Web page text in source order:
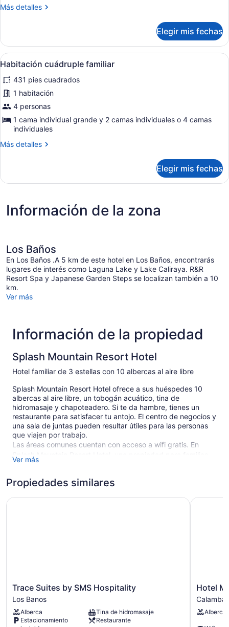
Más detalles
Más
triple
familiar
Elegir mis fechas
Abrir
todas
las
fotos
de
Habitación
cuádruple
familiar
Habitación de hotel con dos
3
Habitación cuádruple familiar
431 pies cuadrados
1 habitación
4 personas
1 cama individual grande y 2 camas individuales o 4 camas
individuales
Más detalles
Más
cuádruple
Elegir mis fechas
Información de la zona
Los Baños
En Los Baños .A 5 km de este hotel en Los Baños, encontrarás
lugares de interés como Laguna Lake y Lake Caliraya. R&R
Resort Spa y Japanese Garden Steps se localizan también a 10
km.
Ver más
Información de la propiedad
Splash Mountain Resort Hotel
Hotel familiar de 3 estellas con 10 albercas al aire libre
Splash Mountain Resort Hotel ofrece a sus huéspedes 10
albercas al aire libre, un tobogán acuático, tina de
hidromasaje y chapoteadero. Si te da hambre, tienes un
restaurante para satisfacer tu antojo. El centro de negocios y
una sala de juntas pueden resultar útiles para las personas
que viajen por trabajo.
Las áreas comunes cuentan con acceso a wifi gratis. En
Splash Mountain Resort Hotel, una propiedad para familias,
las instalaciones incluyen también asadores y área de picnic.
Este hotel de 3 estrellas en Los Baños permite fumar en
ciertas áreas.
Áreas designadas para fumadores
Una sala de juntas
Restaurante
Ver más
Propiedades similares
Trace
Suites
by
SMS
Hospitality
Trace Suites by SMS Hospitality
Los Banos
Alberca
Tina de hidromasaje
Estacionamiento
Restaurante
Trace Suites by SMS Hospitality
Hotel
Marciano
Calamba
Hotel
Calamba
Alberca
Hotel